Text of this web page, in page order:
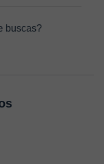
buscas?